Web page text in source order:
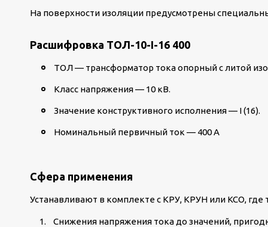
На поверхности изоляции предусмотрены
Расшифровка ТОЛ-10-I-16 400
ТОЛ — трансформатор тока опорный с литой
Класс напряжения — 10 кВ.
Значение конструктивного исполнения — I (16).
Номинальный первичный ток — 400 А
Сфера применения
Устанавливают в комплекте с КРУ, КРУН или КСО,
Снижения напряжения тока до значений,